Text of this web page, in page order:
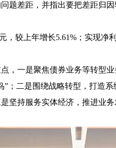
题差距，并指出要把差距归因
，较上年增长5.61%；实现净
，一是聚焦债券业务等转型
”；二是围绕战略转型，打造
坚持服务实体经济，推进业务